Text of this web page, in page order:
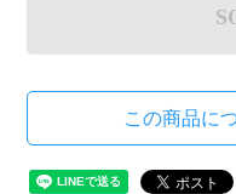
この商品に